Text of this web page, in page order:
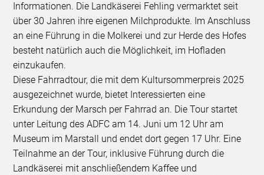
Informationen. Die Landkäserei Fehling vermarktet seit
über 30 Jahren ihre eigenen Milchprodukte. Im Anschluss
an eine Führung in die Molkerei und zur Herde des Hofes
besteht natürlich auch die Möglichkeit, im Hofladen
einzukaufen.
Diese Fahrradtour, die mit dem Kultursommerpreis 2025
ausgezeichnet wurde, bietet Interessierten eine
Erkundung der Marsch per Fahrrad an. Die Tour startet
unter Leitung des ADFC am 14. Juni um 12 Uhr am
Museum im Marstall und endet dort gegen 17 Uhr. Eine
Teilnahme an der Tour, inklusive Führung durch die
Landkäserei mit anschließendem Kaffee und